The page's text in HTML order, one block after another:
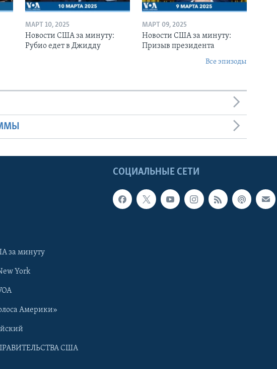
МАРТ 10, 2025
Новости США за минуту:
Рубио едет в Джидду
МАРТ 09, 2025
Новости США за минуту:
Призыв президента
Все эпизоды
СОЦИАЛЬНЫЕ СЕТИ
за минуту
York
Америки»
США